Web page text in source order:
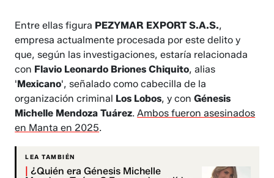
Entre ellas figura PEZYMAR EXPORT S.A.S.,
empresa actualmente procesada por este delito y
que, según las investigaciones, estaría relacionada
con Flavio Leonardo Briones Chiquito, alias
'Mexicano', señalado como cabecilla de la
organización criminal Los Lobos, y conGénesis
Michelle Mendoza Tuárez.Ambos fueron asesinados
en Manta en 2025.
LEA TAMBIÉN
¿Quién era Génesis Michelle